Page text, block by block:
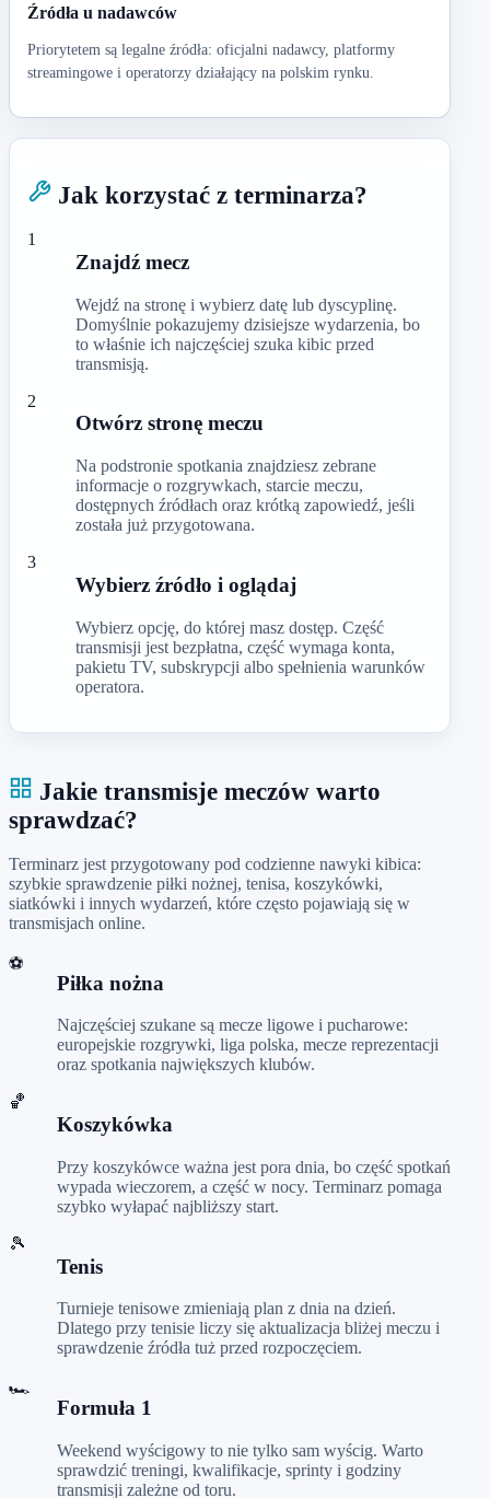
Źródła u nadawców
Priorytetem są legalne źródła: oficjalni nadawcy, platformy
streamingowe i operatorzy działający na polskim rynku.
Jak korzystać z terminarza?
1
Znajdź mecz
Wejdź na stronę i wybierz datę lub dyscyplinę.
Domyślnie pokazujemy dzisiejsze wydarzenia, bo
to właśnie ich najczęściej szuka kibic przed
transmisją.
2
Otwórz stronę meczu
Na podstronie spotkania znajdziesz zebrane
informacje o rozgrywkach, starcie meczu,
dostępnych źródłach oraz krótką zapowiedź, jeśli
została już przygotowana.
3
Wybierz źródło i oglądaj
Wybierz opcję, do której masz dostęp. Część
transmisji jest bezpłatna, część wymaga konta,
pakietu TV, subskrypcji albo spełnienia warunków
operatora.
Jakie transmisje meczów warto
sprawdzać?
Terminarz jest przygotowany pod codzienne nawyki kibica:
szybkie sprawdzenie piłki nożnej, tenisa, koszykówki,
siatkówki i innych wydarzeń, które często pojawiają się w
transmisjach online.
⚽
Piłka nożna
Najczęściej szukane są mecze ligowe i pucharowe:
europejskie rozgrywki, liga polska, mecze reprezentacji
oraz spotkania największych klubów.
🏀
Koszykówka
Przy koszykówce ważna jest pora dnia, bo część spotkań
wypada wieczorem, a część w nocy. Terminarz pomaga
szybko wyłapać najbliższy start.
🎾
Tenis
Turnieje tenisowe zmieniają plan z dnia na dzień.
Dlatego przy tenisie liczy się aktualizacja bliżej meczu i
sprawdzenie źródła tuż przed rozpoczęciem.
🏎️
Formuła 1
Weekend wyścigowy to nie tylko sam wyścig. Warto
sprawdzić treningi, kwalifikacje, sprinty i godziny
transmisji zależne od toru.